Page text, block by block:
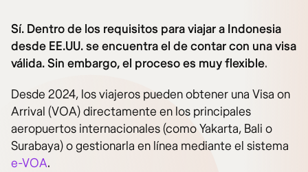
Sí. Dentro de los requisitos para viajar a Indonesia
desde EE.UU. se encuentra el de contar con una visa
válida. Sin embargo, el proceso es muy flexible.
Desde 2024, los viajeros pueden obtener una Visa on
Arrival (VOA) directamente en los principales
aeropuertos internacionales (como Yakarta, Bali o
Surabaya) o gestionarla en línea mediante el sistema
e-VOA.